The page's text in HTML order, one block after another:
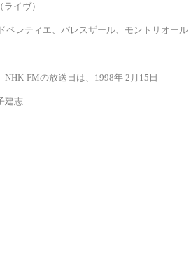
イヴ）
ペレティエ、パレスザール、モントリオール
1998年 2月15日